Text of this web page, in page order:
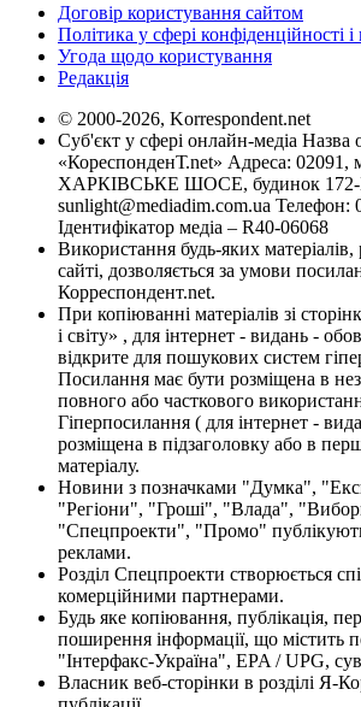
Договір користування сайтом
Політика у сфері конфіденційності
Угода щодо користування
Редакція
© 2000-2026, Korrespondent.net
Суб'єкт у сфері онлайн-медіа Назва
«КореспонденТ.net» Адреса: 02091,
ХАРКІВСЬКЕ ШОСЕ, будинок 172-
sunlight@mediadim.com.ua Телефон:
Ідентифікатор медіа – R40-06068
Використання будь-яких
сайті, дозволяється за умови
Корреспондент.net.
При копіюванні матеріалів зі
і світу» , для інтернет - видань -
відкрите для пошукових систем
Посилання має бути розміщена в
повного або часткового
Гіперпосилання ( для інтернет -
розміщена в підзаголовку або в
матеріалу.
Новини з позначками "Думка",
"Регіони", "Гроші", "Влада",
"Спецпроекти", "Промо"
реклами.
Розділ Спецпроекти створюється
комерційними партнерами.
Будь яке копіювання, публікація,
поширення інформації, що містить
"Інтерфакс-Україна", EPA / UPG,
Власник веб-сторінки в розділі Я-